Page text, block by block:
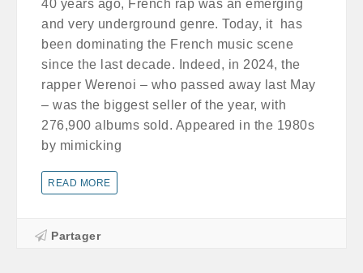
40 years ago, French rap was an emerging
and very underground genre. Today, it has
been dominating the French music scene
since the last decade. Indeed, in 2024, the
rapper Werenoi – who passed away last May
– was the biggest seller of the year, with
276,900 albums sold. Appeared in the 1980s
by mimicking
READ MORE
Partager